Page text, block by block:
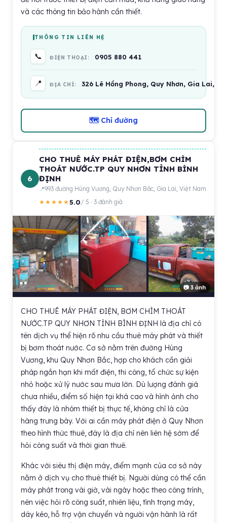
và các thông tin bảo hành cần thiết.
THÔNG TIN LIÊN HỆ
📞 ĐIỆN THOẠI: 0905 880 441
📍 ĐỊA CHỈ: 326 Lê Hồng Phong, Quy Nhơn, Gia Lai,
🗺 Chỉ đường
6
CHO THUÊ MÁY PHÁT ĐIỆN,BƠM CHÌM
THOÁT NƯỚC.TP QUY NHƠN TỈNH BÌNH
ĐỊNH
993 đường Hùng Vương, Quy Nhơn Bắc, Gia Lai, Việt Nam
★★★★★5.0/ 5 · 3 đánh giá
📷 3 ảnh
CHO THUÊ MÁY PHÁT ĐIỆN, BƠM CHÌM THOÁT
NƯỚC.TP QUY NHƠN TỈNH BÌNH ĐỊNH là địa chỉ có
tên dịch vụ thể hiện rõ nhu cầu thuê máy phát và thiết
bị bơm thoát nước. Cơ sở nằm trên đường Hùng
Vương, khu Quy Nhơn Bắc, hợp cho khách cần giải
pháp ngắn hạn khi mất điện, thi công, tổ chức sự kiện
nhỏ hoặc xử lý nước sau mưa lớn. Dù lượng đánh giá
chưa nhiều, điểm số hiện tại khá cao và hình ảnh cho
thấy đây là nhóm thiết bị thực tế, không chỉ là cửa
hàng trưng bày. Với ai cần máy phát điện ở Quy Nhơn
theo hình thức thuê, đây là địa chỉ nên liên hệ sớm để
hỏi công suất và thời gian thuê.
Khác với siêu thị điện máy, điểm mạnh của cơ sở này
nằm ở dịch vụ cho thuê thiết bị. Người dùng có thể cần
máy phát trong vài giờ, vài ngày hoặc theo công trình,
nên việc hỏi rõ công suất, nhiên liệu, tình trạng máy,
dây kéo, hỗ trợ vận chuyển và người vận hành là rất